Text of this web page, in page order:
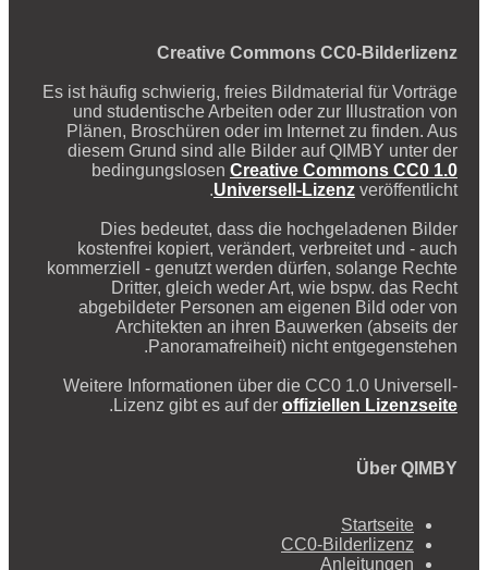
Creative Commons CC0-Bilderlizenz
Es ist häufig schwierig, freies Bildmaterial für Vorträge
und studentische Arbeiten oder zur Illustration von
Plänen, Broschüren oder im Internet zu finden. Aus
diesem Grund sind alle Bilder auf QIMBY unter der
bedingungslosen Creative Commons CC0 1.0
Universell-Lizenz veröffentlicht.
Dies bedeutet, dass die hochgeladenen Bilder
kostenfrei kopiert, verändert, verbreitet und - auch
kommerziell - genutzt werden dürfen, solange Rechte
Dritter, gleich weder Art, wie bspw. das Recht
abgebildeter Personen am eigenen Bild oder von
Architekten an ihren Bauwerken (abseits der
Panoramafreiheit) nicht entgegenstehen.
Weitere Informationen über die CC0 1.0 Universell-
Lizenz gibt es auf der offiziellen Lizenzseite
.
Über QIMBY
Startseite
CC0-Bilderlizenz
Anleitungen